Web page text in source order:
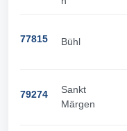
77815 Bühl
79274
Sankt
Märgen